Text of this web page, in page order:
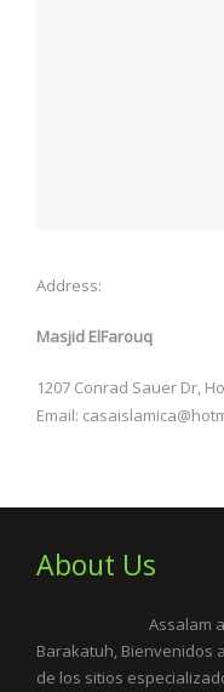
Address:
Masjid ElFarouq
1207 Conrad Sauer Dr,
Email:
About Us
Assalam
Barakatuh, Bienvenidos
de los sitios